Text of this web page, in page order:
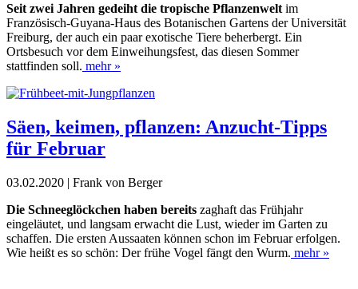
Seit zwei Jahren gedeiht die tropische Pflanzenwelt im
Französisch-Guyana-Haus des Botanischen Gartens der Universität
Freiburg, der auch ein paar exotische Tiere beherbergt. Ein
Ortsbesuch vor dem Einweihungsfest, das diesen Sommer
stattfinden soll. mehr »
Säen, keimen, pflanzen: Anzucht-Tipps
für Februar
03.02.2020 | Frank von Berger
Die Schneeglöckchen haben bereits zaghaft das Frühjahr
eingeläutet, und langsam erwacht die Lust, wieder im Garten zu
schaffen. Die ersten Aussaaten können schon im Februar erfolgen.
Wie heißt es so schön: Der frühe Vogel fängt den Wurm. mehr »